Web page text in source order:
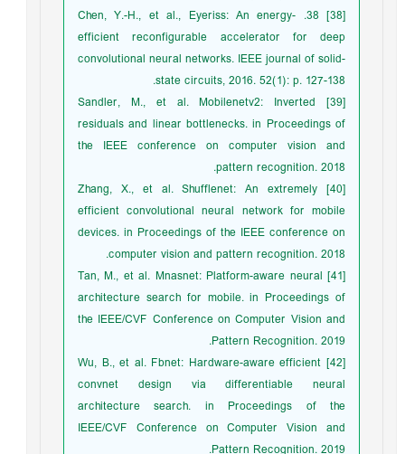
[38] 38. Chen, Y.-H., et al., Eyeriss: An energy-
efficient reconfigurable accelerator for deep
convolutional neural networks. IEEE journal of solid-
state circuits, 2016. 52(1): p. 127-138.
[39] Sandler, M., et al. Mobilenetv2: Inverted
residuals and linear bottlenecks. in Proceedings of
the IEEE conference on computer vision and
pattern recognition. 2018.
[40] Zhang, X., et al. Shufflenet: An extremely
efficient convolutional neural network for mobile
devices. in Proceedings of the IEEE conference on
computer vision and pattern recognition. 2018.
[41] Tan, M., et al. Mnasnet: Platform-aware neural
architecture search for mobile. in Proceedings of
the IEEE/CVF Conference on Computer Vision and
Pattern Recognition. 2019.
[42] Wu, B., et al. Fbnet: Hardware-aware efficient
convnet design via differentiable neural
architecture search. in Proceedings of the
IEEE/CVF Conference on Computer Vision and